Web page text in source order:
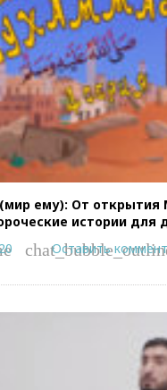
ему): От открытия
истории для
Оставить